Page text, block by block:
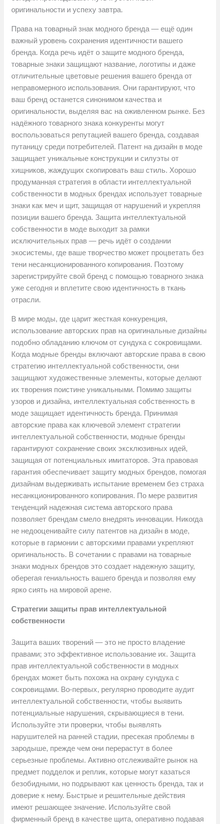
оригинальности и успеху завтра.
Права на товарный знак модного бренда — ещё один
важный уровень сохранения идентичности вашего
бренда. Когда речь идёт о защите модного бренда,
товарные знаки защищают название, логотипы и даже
отличительные цветовые решения вашего бренда от
неправомерного использования. Они гарантируют, что
ваш бренд останется синонимом качества и
оригинальности, выделяя вас на оживленном рынке. Без
надёжного товарного знака конкуренты могут
воспользоваться репутацией вашего бренда, создавая
путаницу среди потребителей. Патент на дизайн в моде
защищает уникальные конструкции и силуэты от
хищников, жаждущих скопировать ваш стиль. Хорошо
продуманная стратегия в области интеллектуальной
собственности в модных брендах использует товарные
знаки как меч и щит, защищая от нарушений и укрепляя
позиции вашего бренда. Защита интеллектуальной
собственности в моде выходит за рамки
исключительных прав — речь идёт о создании
экосистемы, где ваше творчество может процветать без
тени несанкционированного копирования. Поэтому
зарегистрируйте свой бренд с помощью товарного знака
уже сегодня и вплетите свою идентичность в ткань
отрасли.
В мире моды, где царит жесткая конкуренция,
использование авторских прав на оригинальные дизайны
подобно обладанию ключом от сундука с сокровищами.
Когда модные бренды включают авторские права в свою
стратегию интеллектуальной собственности, они
защищают художественные элементы, которые делают
их творения поистине уникальными. Помимо защиты
узоров и дизайна, интеллектуальная собственность в
моде защищает идентичность бренда. Принимая
авторские права как ключевой элемент стратегии
интеллектуальной собственности, модные бренды
гарантируют сохранение своих эксклюзивных идей,
защищая от потенциальных имитаторов. Эта правовая
гарантия обеспечивает защиту модных брендов, помогая
дизайнам выдерживать испытание временем без страха
несанкционированного копирования. По мере развития
тенденций надежная система авторского права
позволяет брендам смело внедрять инновации. Никогда
не недооценивайте силу патентов на дизайн в моде,
которые в гармонии с авторскими правами укрепляют
оригинальность. В сочетании с правами на товарные
знаки модных брендов это создает надежную защиту,
оберегая гениальность вашего бренда и позволяя ему
ярко сиять на мировой арене.
Стратегии защиты прав интеллектуальной
собственности
Защита ваших творений — это не просто владение
правами; это эффективное использование их. Защита
прав интеллектуальной собственности в модных
брендах может быть похожа на охрану сундука с
сокровищами. Во-первых, регулярно проводите аудит
интеллектуальной собственности, чтобы выявить
потенциальные нарушения, скрывающиеся в тени.
Используйте эти проверки, чтобы выявлять
нарушителей на ранней стадии, пресекая проблемы в
зародыше, прежде чем они перерастут в более
серьезные проблемы. Активно отслеживайте рынок на
предмет подделок и реплик, которые могут казаться
безобидными, но подрывают как ценность бренда, так и
доверие к нему. Быстрые и решительные действия
имеют решающее значение. Используйте свой
фирменный бренд в качестве щита, оперативно подавая